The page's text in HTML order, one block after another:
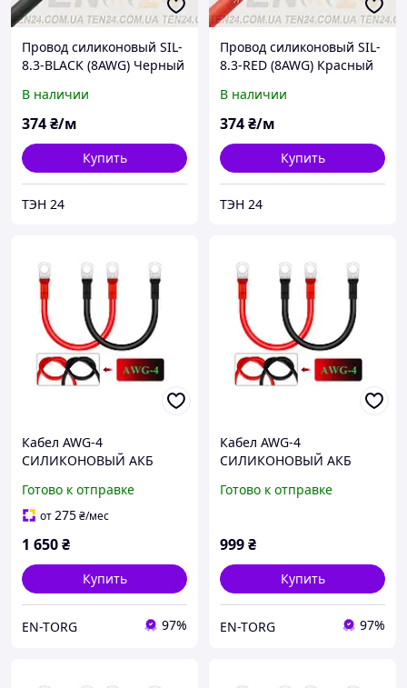
Провод силиконовый SIL-
8.3-BLACK (8AWG) Черный
В наличии
374₴/м
Купить
ТЭН 24
Провод силиконовый SIL-
8.3-RED (8AWG) Красный
В наличии
374₴/м
Купить
ТЭН 24
Кабел AWG-4
СИЛИКОНОВЫЙ АКБ
медный 25мм2 с
клеммами М8(медь) 2 шт
Готово к отправке
от275₴/мес
1 650₴
Купить
EN-TORG 97%
Кабел AWG-4
СИЛИКОНОВЫЙ АКБ
медный 25мм2 с
Готово к отправке
999₴
Купить
EN-TORG 97%